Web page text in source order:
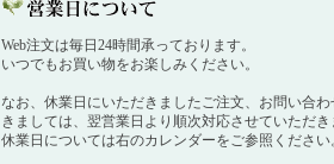
Web注文は毎日24時間承っております。
いつでもお買い物をお楽しみください。
なお、休業日にいただきましたご注文、お問い合わ
きましては、翌営業日より順次対応させていただき
休業日については右のカレンダーをご参照ください